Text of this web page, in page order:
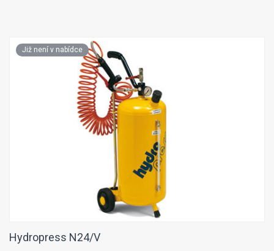
Již není v nabídce
Hydropress N24/V